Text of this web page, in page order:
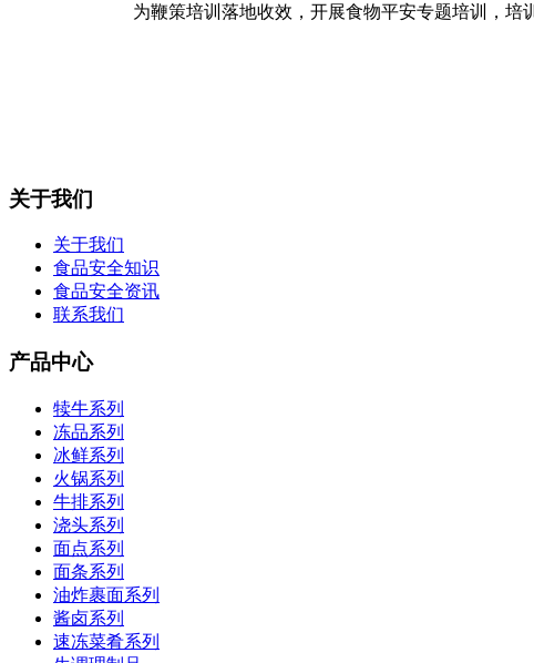
为鞭策培训落地收效，开展食物平安专题培训，
关于我们
关于我们
食品安全知识
食品安全资讯
联系我们
产品中心
犊牛系列
冻品系列
冰鲜系列
火锅系列
牛排系列
浇头系列
面点系列
面条系列
油炸裹面系列
酱卤系列
速冻菜肴系列